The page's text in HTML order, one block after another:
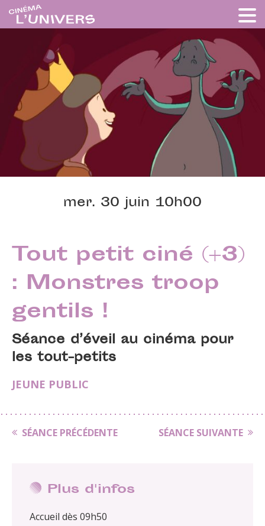
mer. 30 juin 10h00
Tout petit ciné (+3)
: Monstres troop
gentils !
Séance d’éveil au cinéma pour
les tout-petits
JEUNE PUBLIC
SÉANCE PRÉCÉDENTE SÉANCE SUIVANTE
Plus d'infos
Accueil dès 09h50